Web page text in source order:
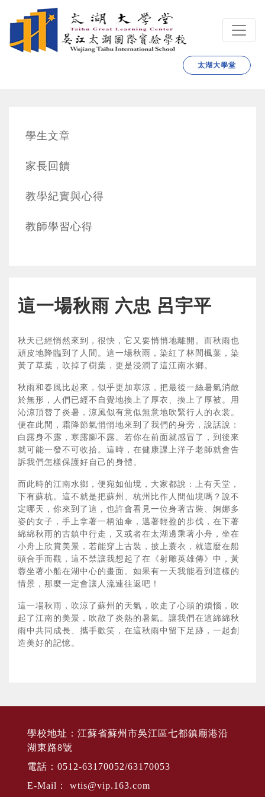
跳转到主要内容
太湖大學堂
學生文章
家長回饋
教學紀實與心得
教師學習心得
這一場秋雨 六忠 呂宇平
秋天已經悄然來到，很快，它又要悄悄地離開。而秋雨也
頑皮地降臨到了人間。這一場秋雨，染紅了林間楓葉，染
黃了草葉，吹掉了樹葉，更是浸潤了這江南水鄉。
秋雨和春風比起來，似乎更加寒涼，把最後一絲暑氣消散
於無形，人們已經不自覺地換上了厚衣、換上了厚被。用
沁涼頂替了炎暑，涼風似有意似無意地吹緊行人的衣裳。
便在此間，霜降節氣悄悄地來到了我們的身旁，說話說：
白露身不露，寒露腳不露。若你在前面就感冒了，到後來
就可能一發不可收拾。這時，在健康課上洋子老師就會告
訴我們怎樣保護好自己的身體。
而此時的江南水鄉，便宛如仙境，大家都說：上有天堂，
下有蘇杭。這不就是把蘇州、杭州比作人間仙境嗎？說不
定哪天，你來到了這，也許會看見一位身著古裝、婀娜多
姿的女子，手上拿著一柄油傘，邁著輕盈的步伐，在下著
綿綿秋雨的古鎮中行走，又或者在太湖邊乘著小舟，坐在
小舟上欣賞美景，若能穿上古裝，披上蓑衣，就這麼在船
頭合手而觀，這不禁讓我想起了在《射雕英雄傳》中，黃
蓉坐著小船在湖中心的畫面。如果有一天我能看到這樣的
情景，那麼一定會讓人流連往返吧！
這一場秋雨，吹涼了蘇州的天氣，吹走了心頭的煩惱，吹
起了江南的美景，吹散了炎熱的暑氣。讓我們在這綿綿秋
雨中共同成長、攜手歡笑，在這秋雨中留下足跡，一起創
造美好的記憶。
學校地址：江蘇省蘇州市吳江區七都鎮廟港沿
湖東路8號
電話：0512-63170052/63170053
E-Mail： wtis@vip.163.com